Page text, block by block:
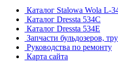
Каталог Stalowa Wola L-
Каталог Dressta 534C
Каталог Dressta 534E
Запчасти бульдозеров,
Руководства по ремонту
Карта сайта